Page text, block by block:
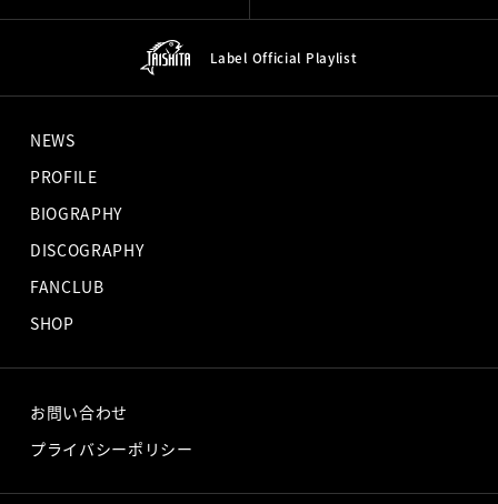
Label Official Playlist
NEWS
PROFILE
BIOGRAPHY
DISCOGRAPHY
FANCLUB
SHOP
お問い合わせ
プライバシーポリシー